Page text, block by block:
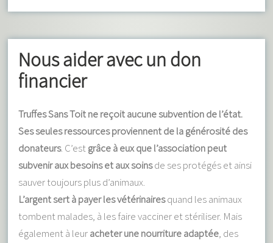
Nous aider avec un don
financier
Truffes Sans Toit ne reçoit aucune subvention de l’état.
Ses seules ressources proviennent de la générosité des
donateurs. C’estgrâce à eux que l’association peut
subvenir aux besoins et aux soinsde ses protégés et ainsi
sauver toujours plus d’animaux.
L’argent sert à payer les vétérinairesquand les animaux
tombent malades, à les faire vacciner et stériliser. Mais
également à leuracheter une nourriture adaptée, des